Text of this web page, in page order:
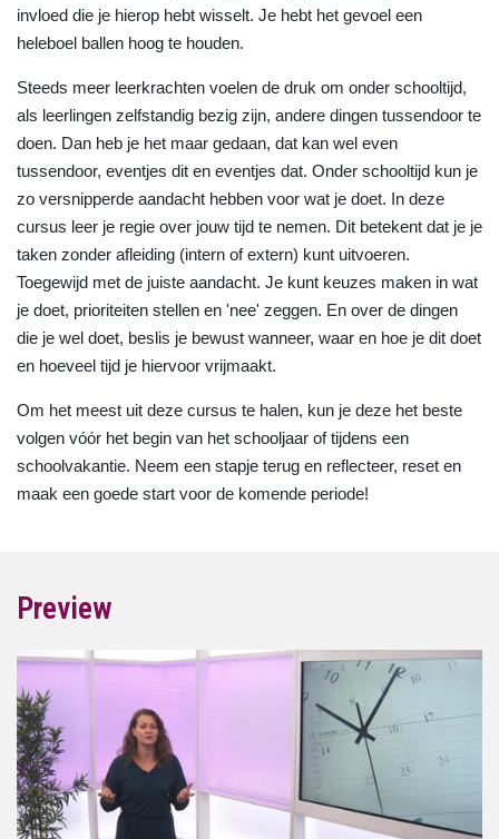
invloed die je hierop hebt wisselt. Je hebt het gevoel een
heleboel ballen hoog te houden.
Steeds meer leerkrachten voelen de druk om onder schooltijd,
als leerlingen zelfstandig bezig zijn, andere dingen tussendoor te
doen. Dan heb je het maar gedaan, dat kan wel even
tussendoor, eventjes dit en eventjes dat. Onder schooltijd kun je
zo versnipperde aandacht hebben voor wat je doet. In deze
cursus leer je regie over jouw tijd te nemen. Dit betekent dat je je
taken zonder afleiding (intern of extern) kunt uitvoeren.
Toegewijd met de juiste aandacht. Je kunt keuzes maken in wat
je doet, prioriteiten stellen en 'nee' zeggen. En over de dingen
die je wel doet, beslis je bewust wanneer, waar en hoe je dit doet
en hoeveel tijd je hiervoor vrijmaakt.
Om het meest uit deze cursus te halen, kun je deze het beste
volgen vóór het begin van het schooljaar of tijdens een
schoolvakantie. Neem een stapje terug en reflecteer, reset en
maak een goede start voor de komende periode!
Preview